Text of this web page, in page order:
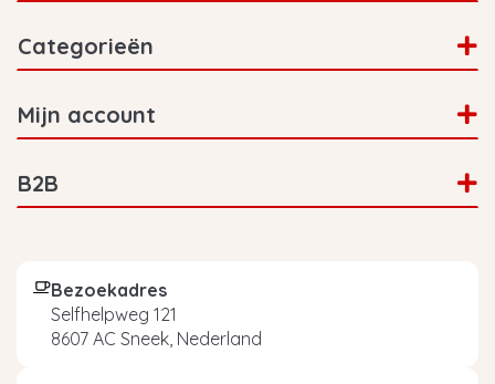
Categorieën
Mijn account
B2B
Bezoekadres
Selfhelpweg 121
8607 AC Sneek, Nederland